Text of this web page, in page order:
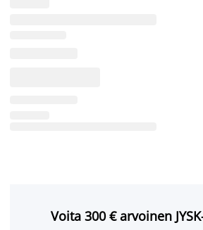
Voita 300 € arvoinen